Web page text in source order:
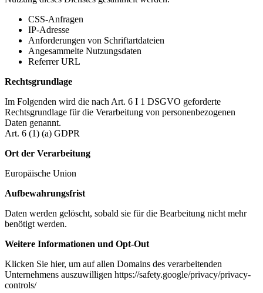
CSS-Anfragen
IP-Adresse
Anforderungen von Schriftartdateien
Angesammelte Nutzungsdaten
Referrer URL
Rechtsgrundlage
Im Folgenden wird die nach Art. 6 I 1 DSGVO geforderte
Rechtsgrundlage für die Verarbeitung von personenbezogenen
Daten genannt.
Art. 6 (1) (a) GDPR
Ort der Verarbeitung
Europäische Union
Aufbewahrungsfrist
Daten werden gelöscht, sobald sie für die Bearbeitung nicht mehr
benötigt werden.
Weitere Informationen und Opt-Out
Klicken Sie hier, um auf allen Domains des verarbeitenden
Unternehmens auszuwilligen https://safety.google/privacy/privacy-
controls/